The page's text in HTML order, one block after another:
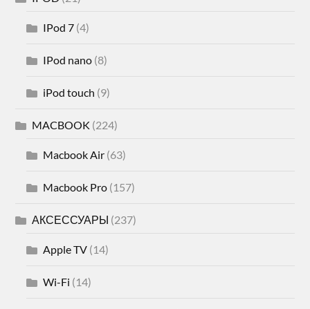
IPod 7 (4)
IPod nano (8)
iPod touch (9)
MACBOOK (224)
Macbook Air (63)
Macbook Pro (157)
АКСЕССУАРЫ (237)
Apple TV (14)
Wi-Fi (14)